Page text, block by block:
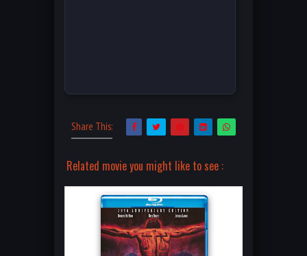
Share This:
Related movie you might like to see :